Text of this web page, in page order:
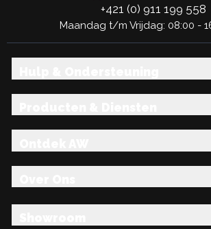
+421 (0) 911 199 558
Maandag t/m Vrijdag: 08:00 -